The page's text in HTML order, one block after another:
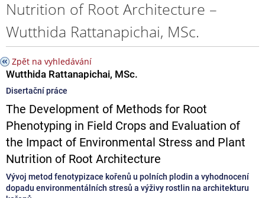
Nutrition of Root Architecture –
Wutthida Rattanapichai, MSc.
Zpět na vyhledávání
Wutthida Rattanapichai, MSc.
Disertační práce
The Development of Methods for Root
Phenotyping in Field Crops and Evaluation of
the Impact of Environmental Stress and Plant
Nutrition of Root Architecture
Vývoj metod fenotypizace kořenů u polních plodin a vyhodnocení
dopadu environmentálních stresů a výživy rostlin na architekturu